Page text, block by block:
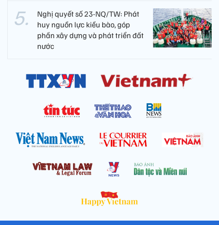
Nghị quyết số 23-NQ/TW: Phát
huy nguồn lực kiều bào, góp
phần xây dựng và phát triển đất
nước